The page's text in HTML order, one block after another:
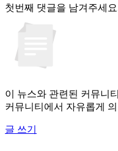
첫번째 댓글을 남겨주세
이 뉴스와 관련된 커뮤니
커뮤니티에서 자유롭게
글 쓰기